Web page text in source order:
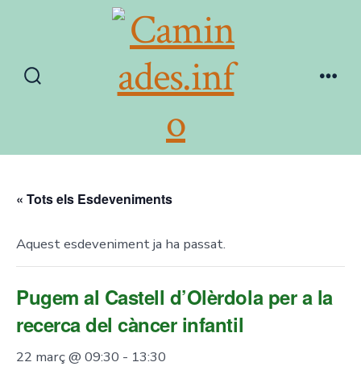
« Tots els Esdeveniments
Aquest esdeveniment ja ha passat.
Pugem al Castell d’Olèrdola per a la
recerca del càncer infantil
22 març @ 09:30 - 13:30